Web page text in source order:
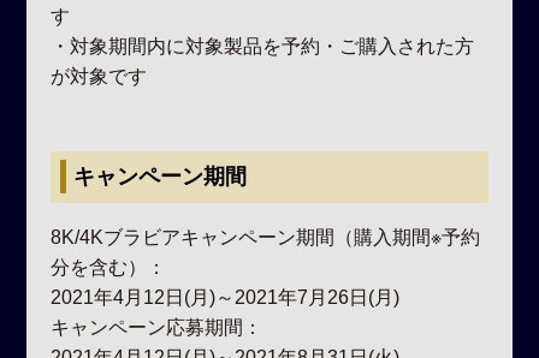
す
・対象期間内に対象製品を予約・ご購入された方
が対象です
キャンペーン期間
8K/4Kブラビアキャンペーン期間（購入期間※予約
分を含む）：
2021年4月12日(月)～2021年7月26日(月)
キャンペーン応募期間：